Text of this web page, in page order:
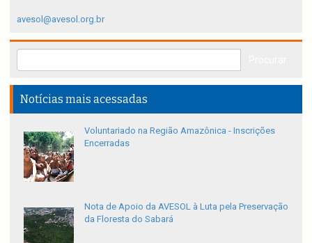
avesol@avesol.org.br
Notícias mais acessadas
Voluntariado na Região Amazônica - Inscrições
Encerradas
Nota de Apoio da AVESOL à Luta pela Preservação
da Floresta do Sabará